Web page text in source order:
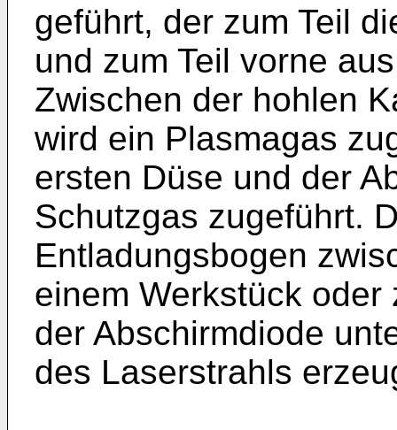
geführt, der zum Teil
und zum Teil vorne
Zwischen der hohlen
wird ein Plasmagas
ersten Düse und der
Schutzgas zugeführt.
Entladungsbogen
einem Werkstück
der Abschirmdiode
des Laserstrahls